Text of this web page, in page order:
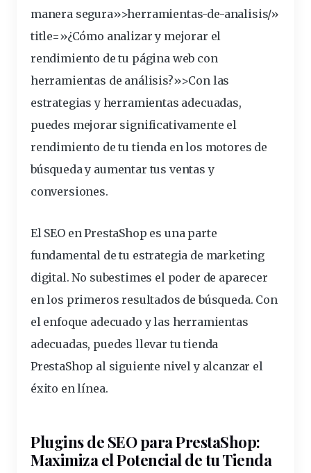
manera segura»>herramientas-de-analisis/»
title=»¿Cómo analizar y mejorar el
rendimiento de tu página web con
herramientas de análisis?»>Con las
estrategias y herramientas adecuadas,
puedes mejorar significativamente el
rendimiento de tu tienda en los motores de
búsqueda y aumentar tus ventas y
conversiones.
El SEO en PrestaShop es una parte
fundamental de tu estrategia de marketing
digital.No subestimes el poder de aparecer
en los primeros resultados de búsqueda. Con
el enfoque adecuado y las herramientas
adecuadas, puedes llevar tu tienda
PrestaShop al siguiente nivel y alcanzar el
éxito en línea.
Plugins de SEO para PrestaShop:
Maximiza el Potencial de tu Tienda